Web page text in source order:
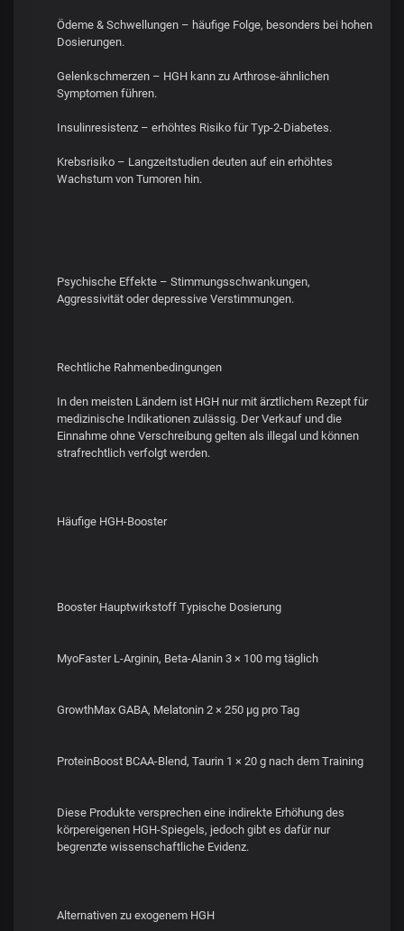
Ödeme & Schwellungen – häufige Folge, besonders bei hohen
Dosierungen.
Gelenkschmerzen – HGH kann zu Arthrose-ähnlichen
Symptomen führen.
Insulinresistenz – erhöhtes Risiko für Typ-2-Diabetes.
Krebsrisiko – Langzeitstudien deuten auf ein erhöhtes
Wachstum von Tumoren hin.
Psychische Effekte – Stimmungsschwankungen,
Aggressivität oder depressive Verstimmungen.
Rechtliche Rahmenbedingungen
In den meisten Ländern ist HGH nur mit ärztlichem Rezept für
medizinische Indikationen zulässig. Der Verkauf und die
Einnahme ohne Verschreibung gelten als illegal und können
strafrechtlich verfolgt werden.
Häufige HGH-Booster
Booster Hauptwirkstoff Typische Dosierung
MyoFaster L-Arginin, Beta-Alanin 3 × 100 mg täglich
GrowthMax GABA, Melatonin 2 × 250 µg pro Tag
ProteinBoost BCAA-Blend, Taurin 1 × 20 g nach dem Training
Diese Produkte versprechen eine indirekte Erhöhung des
körpereigenen HGH-Spiegels, jedoch gibt es dafür nur
begrenzte wissenschaftliche Evidenz.
Alternativen zu exogenem HGH